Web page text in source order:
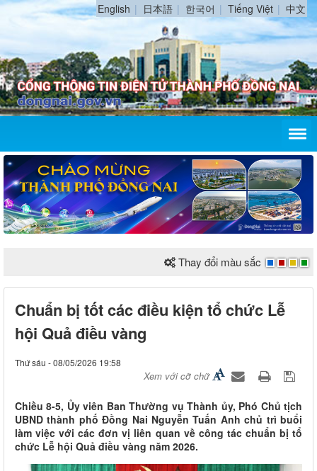
English 日本語 한국어 Tiếng Việt 中文
Thay đổi màu sắc
Chuẩn bị tốt các điều kiện tổ chức Lễ
hội Quả điều vàng
Thứ sáu - 08/05/2026 19:58
Xem với cỡ chữ
Chiều 8-5, Ủy viên Ban Thường vụ Thành ủy, Phó Chủ tịch
UBND thành phố Đồng Nai Nguyễn Tuấn Anh chủ trì buổi
làm việc với các đơn vị liên quan về công tác chuẩn bị tổ
chức Lễ hội Quả điều vàng năm 2026.